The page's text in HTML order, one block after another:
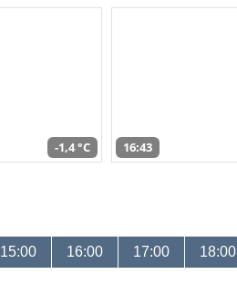
-1,4 °C 16:43
15:00 16:00 17:00 18:00